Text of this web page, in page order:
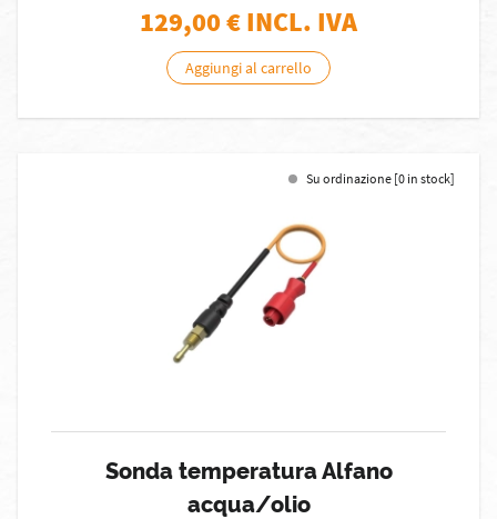
129,00€ INCL. IVA
Aggiungi al carrello
Su ordinazione [0 in stock]
Sonda temperatura Alfano
acqua/olio